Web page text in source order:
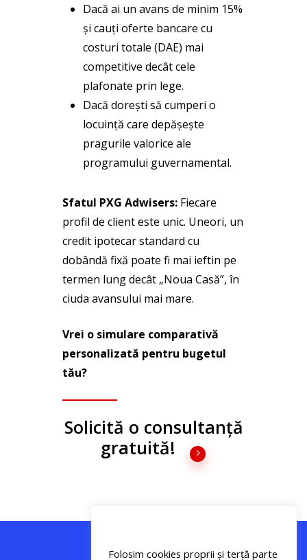
Dacă ai un avans de minim 15%
și cauți oferte bancare cu
costuri totale (DAE) mai
competitive decât cele
plafonate prin lege.
Dacă dorești să cumperi o
locuință care depășește
pragurile valorice ale
programului guvernamental.
Sfatul PXG Adwisers:Fiecare
profil de client este unic. Uneori, un
credit ipotecar standard cu
dobândă fixă poate fi mai ieftin pe
termen lung decât „Noua Casă”, în
ciuda avansului mai mare.
Vrei o simulare comparativă
personalizată pentru bugetul
tău?
Solicită o consultanță
gratuită!
Folosim cookies proprii și terță parte